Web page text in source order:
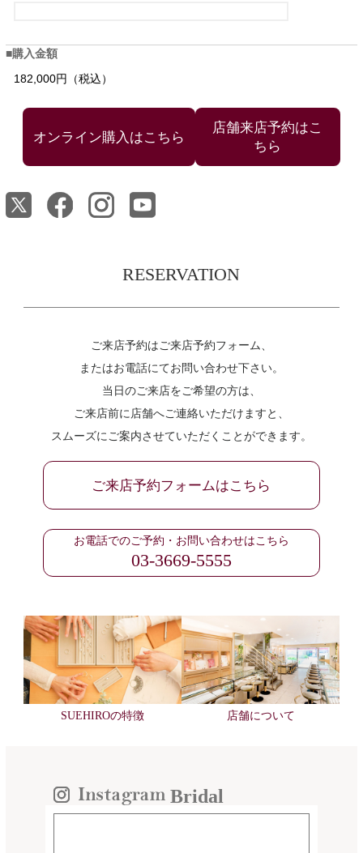
購入金額
182,000円（税込）
店舗来店予約はこ
ちら
RESERVATION
ご来店予約はご来店予約フォーム、
またはお電話にてお問い合わせ下さい。
当日のご来店をご希望の方は、
ご来店前に店舗へご連絡いただけますと、
スムーズにご案内させていただくことができます。
ご来店予約フォームはこちら
お電話でのご予約・お問い合わせはこちら
03-3669-5555
SUEHIROの特徴 店舗について
Bridal